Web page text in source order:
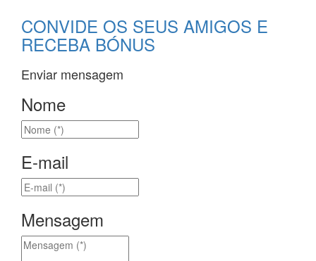
CONVIDE OS SEUS AMIGOS E
RECEBA BÓNUS
Enviar mensagem
Nome
E-mail
Mensagem